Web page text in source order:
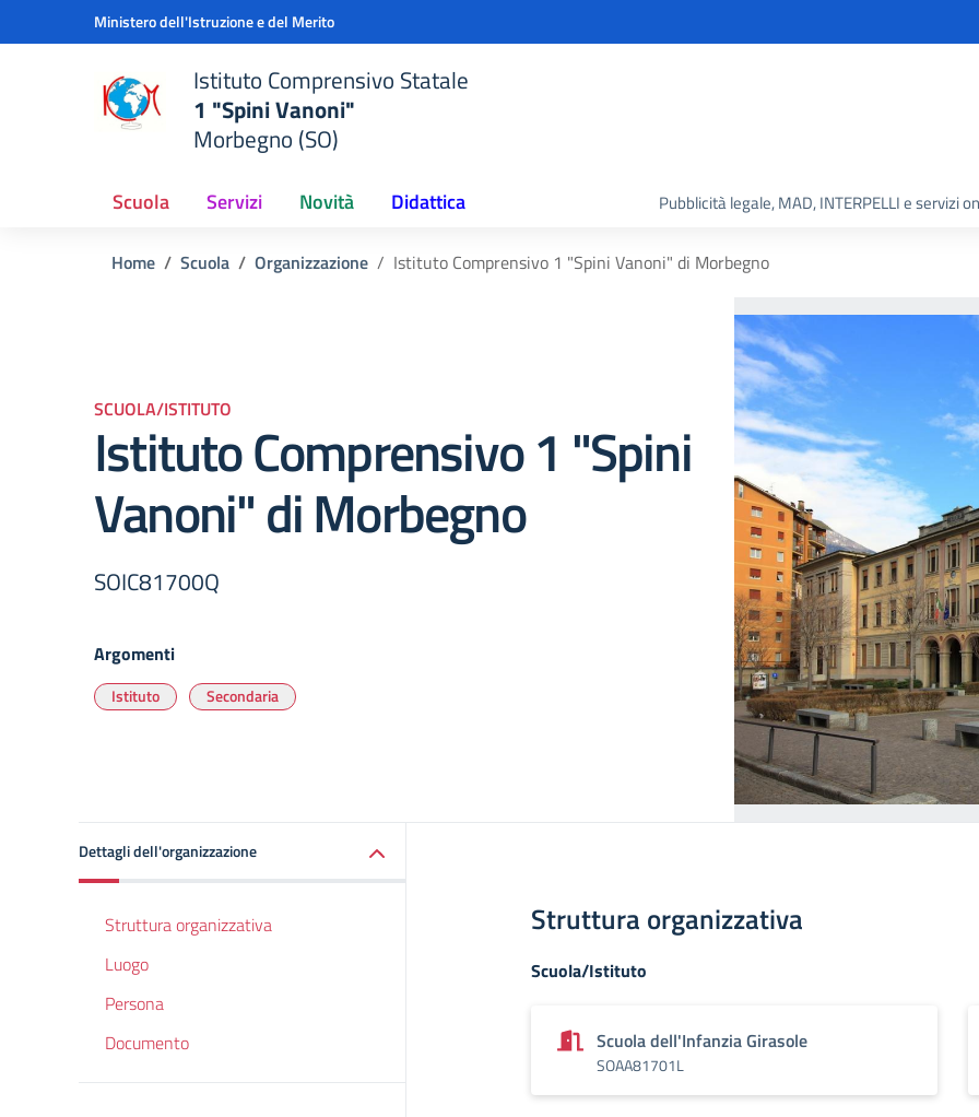
Vai ai contenuti
Vai al menu di navigazioneMinistero dell'Istruzione e del Merito
Istituto Comprensivo Statale
1 "Spini Vanoni"
Morbegno (SO)
Scuola Servizi Novità Didattica Pubblicità legale, MAD, INTERPELLI e servizi
Home Scuola Organizzazione Istituto Comprensivo 1 "Spini Vanoni" di Morbegno
SCUOLA/ISTITUTO
Istituto Comprensivo 1 "Spini
Vanoni" di Morbegno
SOIC81700Q
Argomenti
Istituto Secondaria
Dettagli dell'organizzazione
Struttura organizzativa
Luogo
Persona
Documento
Struttura organizzativa
Scuola/Istituto
Scuola dell'Infanzia Girasole
SOAA81701L